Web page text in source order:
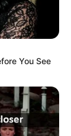
You See